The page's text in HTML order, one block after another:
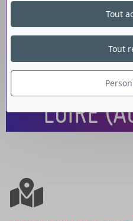
ACCUEIL DE
PRO
LOIRE
Tout
Tout